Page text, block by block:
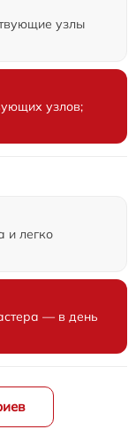
узлы
узлов;
и легко
— в день